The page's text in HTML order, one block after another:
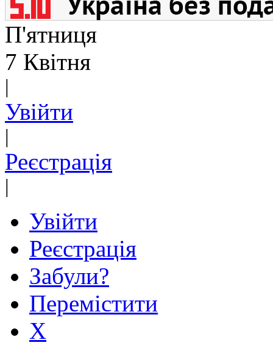
П'ятниця
7 Квітня
|
Увійти
|
Реєстрація
|
Увійти
Реєстрація
Забули?
Перемістити
X